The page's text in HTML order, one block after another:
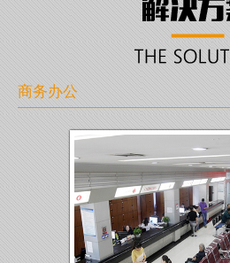
商务办公